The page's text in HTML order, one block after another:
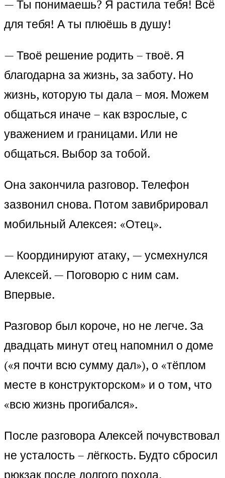
— Ты понимаешь? Я растила тебя! Всё
для тебя! А ты плюёшь в душу!
— Твоё решение родить – твоё. Я
благодарна за жизнь, за заботу. Но
жизнь, которую ты дала – моя. Можем
общаться иначе – как взрослые, с
уважением и границами. Или не
общаться. Выбор за тобой.
Она закончила разговор. Телефон
зазвонил снова. Потом завибрировал
мобильный Алексея: «Отец».
— Координируют атаку, — усмехнулся
Алексей. — Поговорю с ним сам.
Впервые.
Разговор был короче, но не легче. За
двадцать минут отец напомнил о доме
(«я почти всю сумму дал»), о «тёплом
месте в конструкторском» и о том, что
«всю жизнь прогибался».
После разговора Алексей почувствовал
не усталость – лёгкость. Будто сбросил
рюкзак после долгого похода.